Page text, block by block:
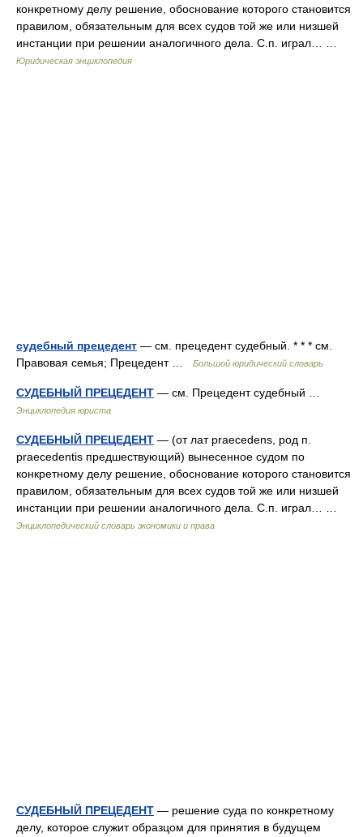
конкретному делу решение, обоснование которого становится
правилом, обязательным для всех судов той же или низшей
инстанции при решении аналогичного дела. С.п. играл… …
Юридическая энциклопедия
судебный прецедент — см. прецедент судебный. * * * см.
Правовая семья; Прецедент …
Большой юридический словарь
СУДЕБНЫЙ ПРЕЦЕДЕНТ — см. Прецедент судебный …
Энциклопедия юриста
СУДЕБНЫЙ ПРЕЦЕДЕНТ — (от лат praecedens, род п.
praecedentis предшествующий) вынесенное судом по
конкретному делу решение, обоснование которого становится
правилом, обязательным для всех судов той же или низшей
инстанции при решении аналогичного дела. С.п. играл… …
Энциклопедический словарь экономики и права
СУДЕБНЫЙ ПРЕЦЕДЕНТ — решение суда по конкретному
делу, которое служит образцом для принятия в будущем